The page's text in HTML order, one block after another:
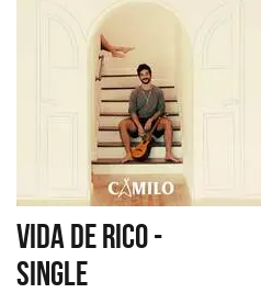
VIDA DE RICO -
SINGLE